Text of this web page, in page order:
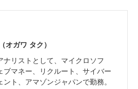
オガワ タク）
ナリストとして、マイクロソフ
ブマネー、リクルート、サイバー
ント、アマゾンジャパンで勤務。